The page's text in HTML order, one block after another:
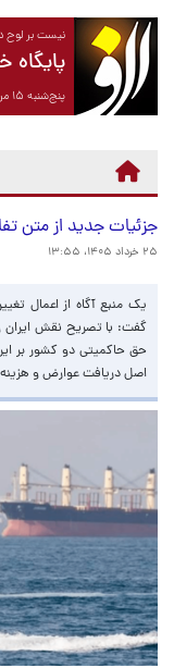
نیست بر لوح
پایگاه
پنج‌شنبه ۱۵ مرداد ۱۴۰۵ برابر با ۰۶ آگوست ۲۰۲۶
جزئیات جدید از متن
۲۵ خرداد ۱۴۰۵، ۱۳:۵۵
یک منبع آگاه از اعمال
گفت: با تصریح نقش ایران
حق حاکمیتی دو کشور بر
اصل دریافت عوارض و